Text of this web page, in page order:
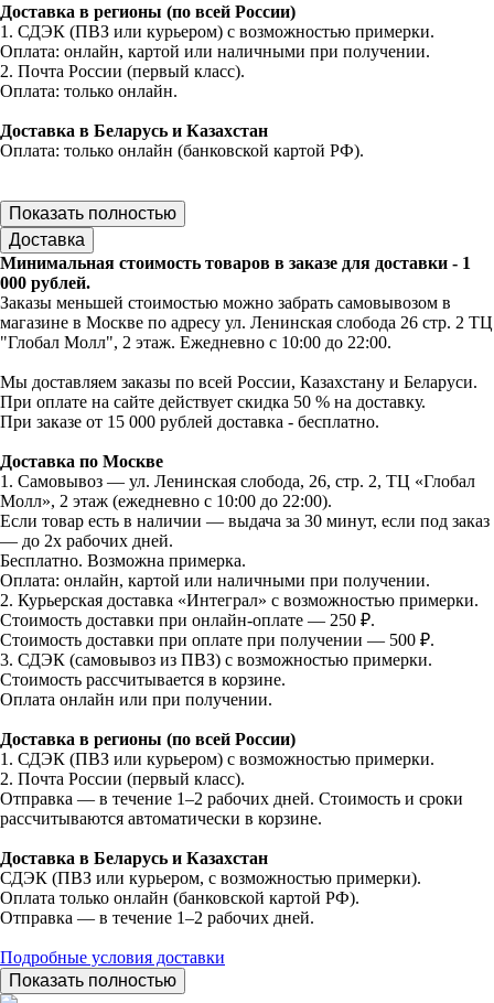
Доставка в регионы (по всей России)
1. СДЭК (ПВЗ или курьером) с возможностью примерки.
Оплата: онлайн, картой или наличными при получении.
2. Почта России (первый класс).
Оплата: только онлайн.
Доставка в Беларусь и Казахстан
Оплата: только онлайн (банковской картой РФ).
Показать полностью
Доставка
Минимальная стоимость товаров в заказе для доставки - 1
000 рублей.
Заказы меньшей стоимостью можно забрать самовывозом в
магазине в Москве по адресу ул. Ленинская слобода 26 стр. 2 ТЦ
"Глобал Молл", 2 этаж. Ежедневно с 10:00 до 22:00.
Мы доставляем заказы по всей России, Казахстану и Беларуси.
При оплате на сайте действует скидка 50 % на доставку.
При заказе от 15 000 рублей доставка - бесплатно.
Доставка по Москве
1. Самовывоз — ул. Ленинская слобода, 26, стр. 2, ТЦ «Глобал
Молл», 2 этаж (ежедневно с 10:00 до 22:00).
Если товар есть в наличии — выдача за 30 минут, если под заказ
— до 2х рабочих дней.
Бесплатно. Возможна примерка.
Оплата: онлайн, картой или наличными при получении.
2. Курьерская доставка «Интеграл» с возможностью примерки.
Стоимость доставки при онлайн-оплате — 250 ₽.
Стоимость доставки при оплате при получении — 500 ₽.
3. СДЭК (самовывоз из ПВЗ) с возможностью примерки.
Стоимость рассчитывается в корзине.
Оплата онлайн или при получении.
Доставка в регионы (по всей России)
1. СДЭК (ПВЗ или курьером) с возможностью примерки.
2. Почта России (первый класс).
Отправка — в течение 1–2 рабочих дней. Стоимость и сроки
рассчитываются автоматически в корзине.
Доставка в Беларусь и Казахстан
СДЭК (ПВЗ или курьером, с возможностью примерки).
Оплата только онлайн (банковской картой РФ).
Отправка — в течение 1–2 рабочих дней.
Подробные условия доставки
Показать полностью